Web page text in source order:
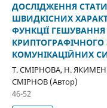
ДОСЛІДЖЕННЯ
ШВИДКІСНИХ
ФУНКЦІЇ
КОМУНІКАЦІЙНИХ
Т. СМІРНОВА, Н.
СМІРНОВ (Автор)
46-52